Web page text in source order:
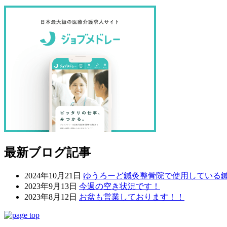
最新ブログ記事
2024年10月21日 ゆうろーど鍼灸整骨院で使用している
2023年9月13日 今週の空き状況です！
2023年8月12日 お盆も営業しております！！